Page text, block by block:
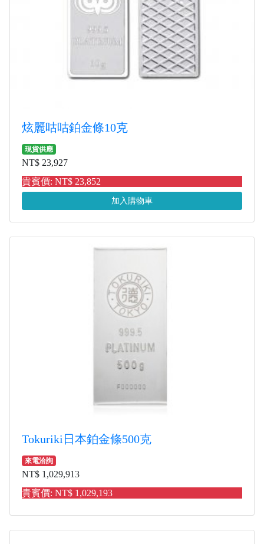
炫麗咕咕鉑金條10克
現貨供應
NT$ 23,927
貴賓價: NT$ 23,852
加入購物車
Tokuriki日本鉑金條500克
來電洽詢
NT$ 1,029,913
貴賓價: NT$ 1,029,193